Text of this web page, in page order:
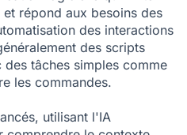
répond aux besoins des
des interactions
des scripts
tâches simples comme
les commandes.
utilisant l'IA